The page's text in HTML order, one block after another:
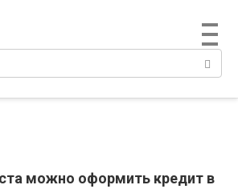
можно оформить кредит в